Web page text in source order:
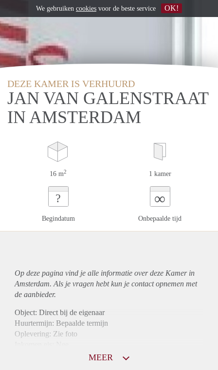
DEZE KAMER IS VERHUURD
JAN VAN GALENSTRAAT
IN AMSTERDAM
16 m2 1 kamer
?
Begindatum
∞
Onbepaalde tijd
Op deze pagina vind je alle informatie over deze Kamer in
Amsterdam. Als je vragen hebt kun je contact opnemen met
de aanbieder.
Object: Direct bij de eigenaar
Huurtermijn: Bepaalde termijn
Oplevering: Zie foto
MEER
We gebruiken cookies voor de beste service OK!